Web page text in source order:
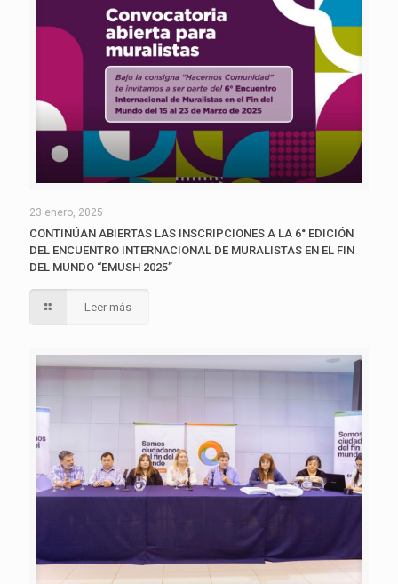
23 enero, 2025
CONTINÚAN ABIERTAS LAS INSCRIPCIONES A LA 6° EDICIÓN
DEL ENCUENTRO INTERNACIONAL DE MURALISTAS EN EL FIN
DEL MUNDO “EMUSH 2025”
Leer más